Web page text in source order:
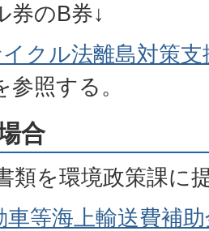
券のB券↓
クル法離島対策
参照する。
合
類を環境政策課に
車等海上輸送費補